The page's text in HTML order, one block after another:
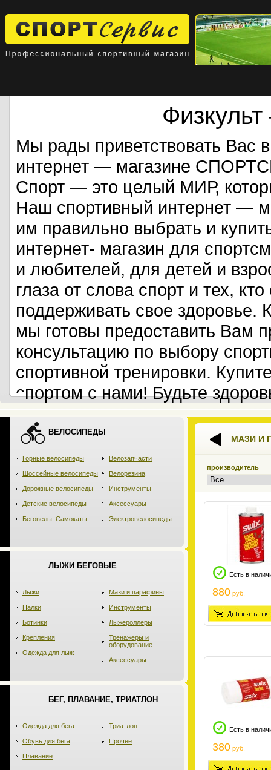
Мы рады приветствовать Вас
интернет — магазине
Спорт — это целый МИР,
Наш спортивный интернет —
им правильно выбрать и
интернет- магазин для
и любителей, для детей и
глаза от слова спорт и тех,
поддерживать свое
мы готовы предоставить Вам
консультацию по выбору
спортивной тренировки.
спортом с нами! Будьте
ВЕЛОСИПЕДЫ
Горные велосипеды
Шоссейные велосипеды
Дорожные велосипеды
Детские велосипеды
Беговелы. Самокаты.
Велозапчасти
Велорезина
Инструменты
Аксессуары
Электровелосипеды
ЛЫЖИ БЕГОВЫЕ
Лыжи
Палки
Ботинки
Крепления
Одежда для лыж
Мази и парафины
Инструменты
Лыжероллеры
Тренажеры и
оборудование
Аксессуары
БЕГ, ПЛАВАНИЕ, ТРИАТЛОН
Одежда для бега
Обувь для бега
Плавание
Триатлон
Прочее
МАЗИ И
производитель
Есть в
880 руб.
Есть в
380 руб.